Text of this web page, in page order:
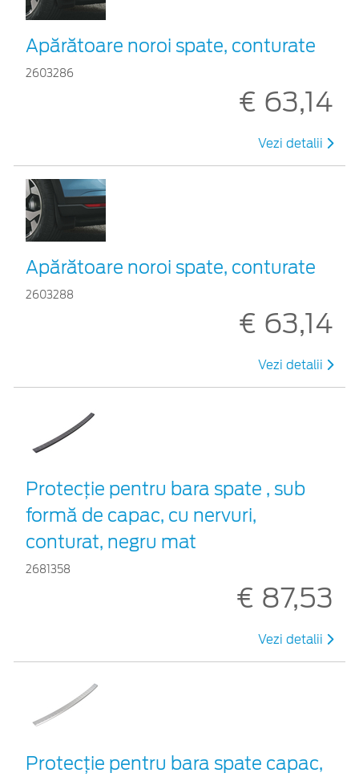
Apărătoare noroi spate, conturate
2603286
€ 63,14
Vezi detalii
Apărătoare noroi spate, conturate
2603288
€ 63,14
Vezi detalii
Protecţie pentru bara spate , sub
formă de capac, cu nervuri,
conturat, negru mat
2681358
€ 87,53
Vezi detalii
Protecţie pentru bara spate capac,